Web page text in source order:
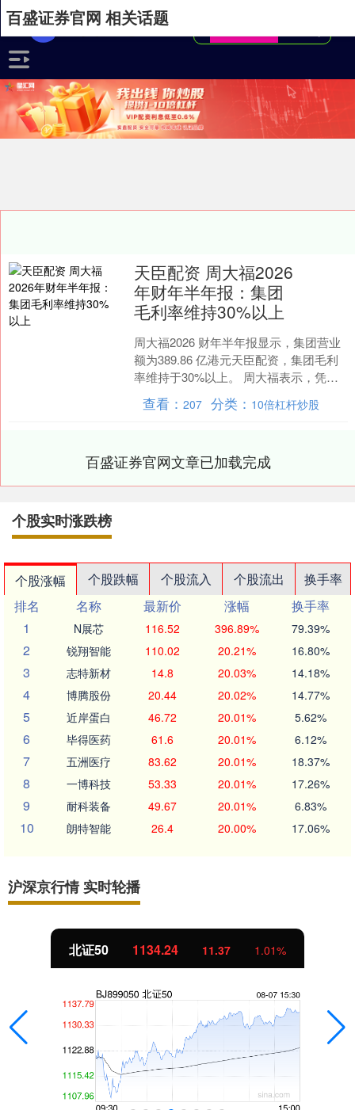
百盛证券官网 相关话题
天臣配资 周大福2026
年财年半年报：集团
毛利率维持30%以上
周大福2026 财年半年报显示，集团营业
额为389.86 亿港元天臣配资，集团毛利
率维持于30%以上。 周大福表示，凭借
有效的门店优化及严谨的成本管理措施
令成本....
查看： 207 分类： 10倍杠杆炒股
百盛证券官网文章已加载完成
个股实时涨跌榜
个股涨幅 个股跌幅 个股流入 个股流出
换手率
排名
名称 最新价 涨幅
换手率
1
N展芯 116.52 396.89% 79.39%
2 锐翔智能 110.02 20.21% 16.80%
3 志特新材 14.8 20.03% 14.18%
4 博腾股份 20.44 20.02% 14.77%
5 近岸蛋白 46.72 20.01% 5.62%
6 毕得医药 61.6 20.01% 6.12%
7 五洲医疗 83.62 20.01% 18.37%
8 一博科技 53.33 20.01% 17.26%
9 耐科装备 49.67 20.01% 6.83%
10 朗特智能 26.4 20.00% 17.06%
沪深京行情 实时轮播
北证50 1134.24 11.37 1.01%